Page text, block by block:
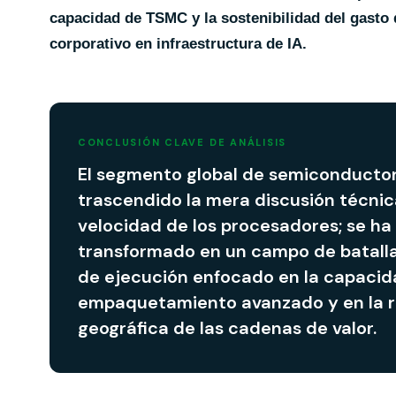
capacidad de TSMC y la sostenibilidad del gasto
corporativo en infraestructura de IA.
CONCLUSIÓN CLAVE DE ANÁLISIS
El segmento global de
trascendido la mera discusión
velocidad de los procesadores; se ha
transformado en un campo de
de ejecución enfocado en la
empaquetamiento avanzado y en la
geográfica de las cadenas de valor.